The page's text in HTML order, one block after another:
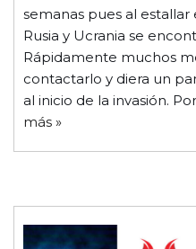
semanas pues al
Rusia y Ucrania se
Rápidamente muchos
contactarlo y diera un
al inicio de la invasión.
más »